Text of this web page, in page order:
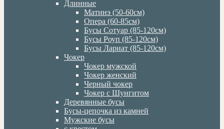
Длинные
Матинэ (50-60см)
Опера (60-85см)
Бусы Сотуар (85-120см)
Бусы Роуп (85-120см)
Бусы Лариат (85-120см)
Чокер
Чокер мужской
Чокер женский
Черный чокер
Чокер с Шунгитом
Деревянные бусы
Бусы-цепочка из камней
Мужские бусы